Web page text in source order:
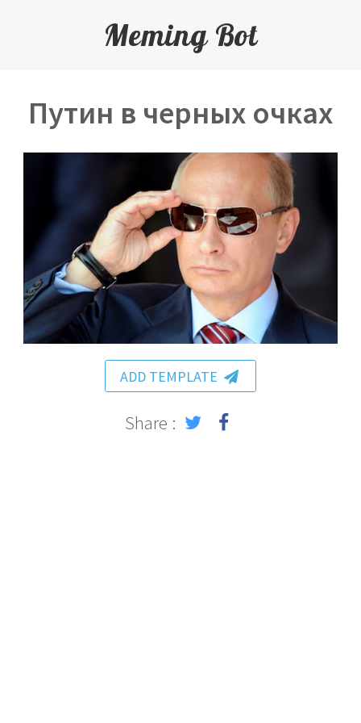
Meming Bot
Путин в черных очках
ADD TEMPLATE
Share :